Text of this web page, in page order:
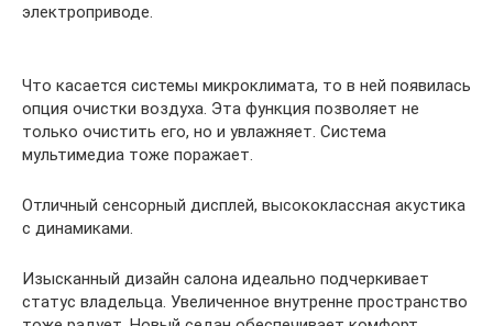
электроприводе.
Что касается системы микроклимата, то в ней появилась
опция очистки воздуха. Эта функция позволяет не
только очистить его, но и увлажняет. Система
мультимедиа тоже поражает.
Отличный сенсорный дисплей, высококлассная акустика
с динамиками.
Изысканный дизайн салона идеально подчеркивает
статус владельца. Увеличенное внутренне пространство